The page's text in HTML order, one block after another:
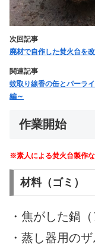
次回記事
廃材で自作した焚火台を
関連記事
蚊取り線香の缶とパーラ
編～
作業開始
※素人による焚火台製作
材料（ゴミ）
・焦がした鍋（
・蒸し器用のザ